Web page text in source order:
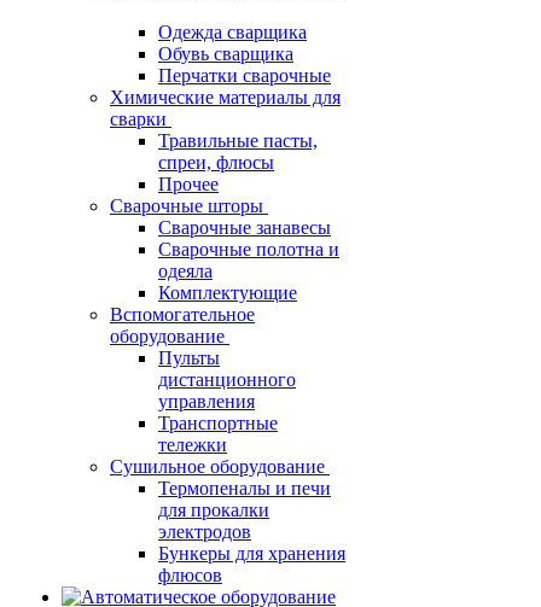
Одежда сварщика
Обувь сварщика
Перчатки сварочные
Химические материалы для
сварки
Травильные пасты,
спреи, флюсы
Прочее
Сварочные шторы
Сварочные занавесы
Сварочные полотна и
одеяла
Комплектующие
Вспомогательное
оборудование
Пульты
дистанционного
управления
Транспортные
тележки
Сушильное оборудование
Термопеналы и печи
для прокалки
электродов
Бункеры для хранения
флюсов